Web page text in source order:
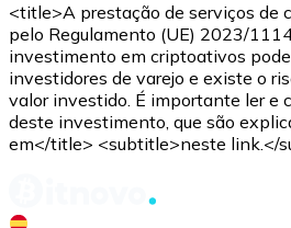
USDC
<title>A prestação de serviços de
pelo Regulamento (UE) 2023/
investimento em criptoativos
investidores de varejo e existe o
valor investido. É importante ler e
deste investimento, que são
em</title> <subtitle>neste link.</